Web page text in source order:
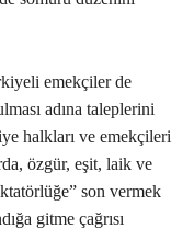
emekçiler de
adına taleplerini
halkları ve emekçileri
özgür, eşit, laik ve
son vermek
gitme çağrısı